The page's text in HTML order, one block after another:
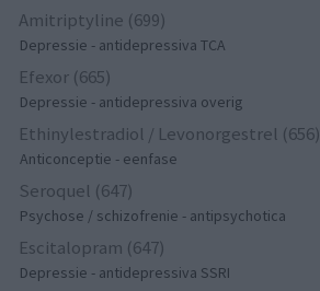
Amitriptyline (699)
Depressie - antidepressiva TCA
Efexor (665)
Depressie - antidepressiva overig
Ethinylestradiol / Levonorgestrel (656)
Anticonceptie - eenfase
Seroquel (647)
Psychose / schizofrenie - antipsychotica
Escitalopram (647)
Depressie - antidepressiva SSRI